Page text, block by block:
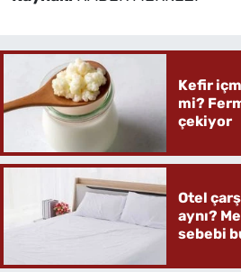
Kefir
mi?
çekiyor
Otel
aynı?
sebebi